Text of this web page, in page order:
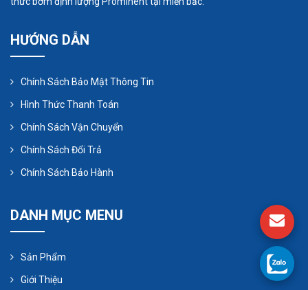
HƯỚNG DẪN
Chính Sách Bảo Mật Thông Tin
Hình Thức Thanh Toán
Chính Sách Vận Chuyển
Chính Sách Đổi Trả
Chính Sách Bảo Hành
DANH MỤC MENU
Sản Phẩm
Giới Thiệu